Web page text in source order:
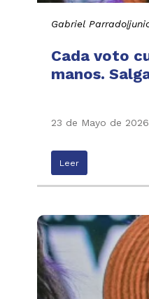
Gabriel Parrado|
Cada voto
manos.
23 de Mayo de
Leer